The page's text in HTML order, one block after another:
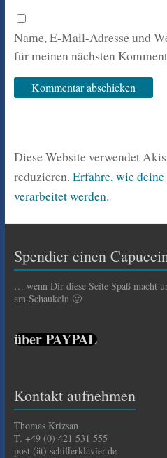
Name, E-Mail-Adresse und
für meinen nächsten
Diese Website verwendet
reduzieren. Erfahre, wie
verarbeitet werden.
Spendier einen
… wenn Dir diese Seite Spaß macht
am Schaukeln 🙂
über PAYPAL
Kontakt aufnehmen
Thomas Krizsan
T. +49 (0) 421 531 555
post (ät) schifferklavier.de